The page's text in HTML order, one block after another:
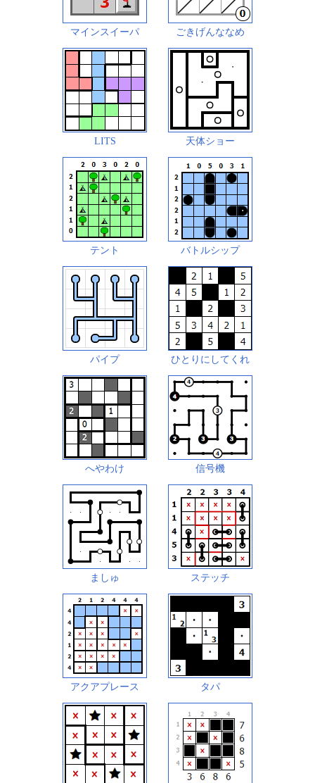
マインスイーパ ごきげんななめ
LITS 天体ショー
テント バトルシップ
パイプ ひとりにしてくれ
へやわけ 信号機
ましゅ ステッチ
アクアプレース タパ